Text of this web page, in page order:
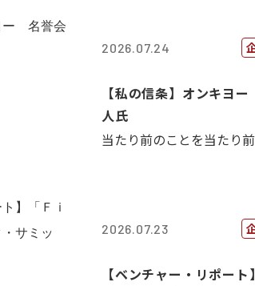
2026.07.24
【私の信条】オンキ
人氏
当たり前のことを当たり
2026.07.23
【ベンチャー・リポー